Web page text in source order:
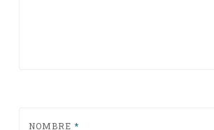
NOMBRE *